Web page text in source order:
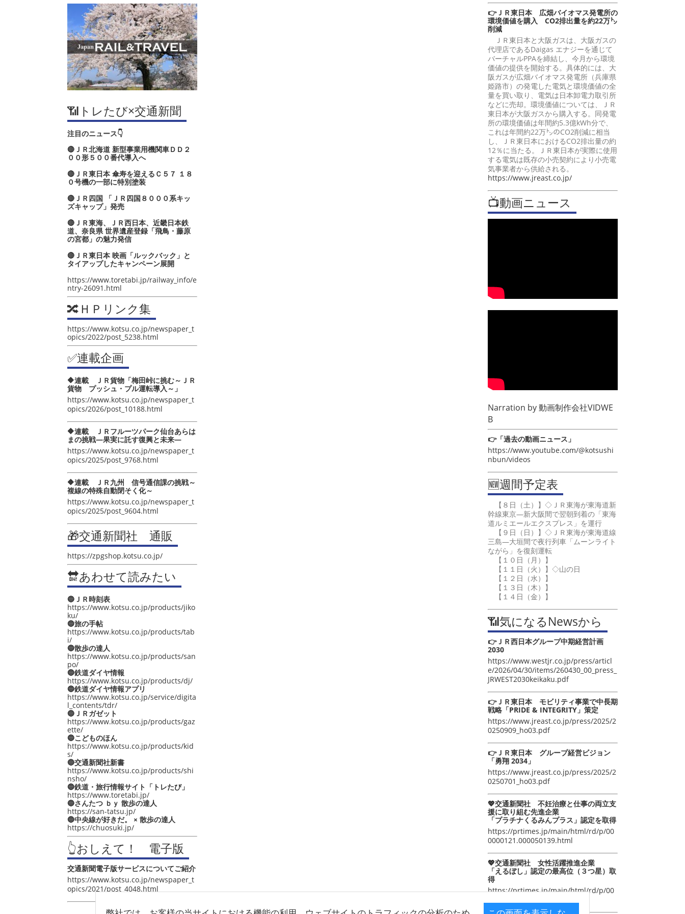
📶トレたび×交通新聞
注目のニュース👇
🔴ＪＲ北海道 新型事業用機関車ＤＤ２
００形５００番代導入へ
🔴ＪＲ東日本 傘寿を迎えるＣ５７ １８
０号機の一部に特別塗装
🔴ＪＲ四国 「ＪＲ四国８０００系キッ
ズキャップ」発売
🔴ＪＲ東海、ＪＲ西日本、近畿日本鉄
道、奈良県 世界遺産登録「飛鳥・藤原
の宮都」の魅力発信
🔴ＪＲ東日本 映画「ルックバック」と
タイアップしたキャンペーン展開
https://www.toretabi.jp/railway_info/e
ntry-26091.html
🔀ＨＰリンク集
https://www.kotsu.co.jp/newspaper_t
opics/2022/post_5238.html
✅連載企画
🔶連載 ＪＲ貨物「梅田峠に挑む～ＪＲ
貨物 プッシュ・プル運転導入～」
https://www.kotsu.co.jp/newspaper_t
opics/2026/post_10188.html
🔶連載 ＪＲフルーツパーク仙台あらは
まの挑戦―果実に託す復興と未来―
https://www.kotsu.co.jp/newspaper_t
opics/2025/post_9768.html
🔶連載 ＪＲ九州 信号通信課の挑戦～
複線の特殊自動閉そく化～
https://www.kotsu.co.jp/newspaper_t
opics/2025/post_9604.html
🎁交通新聞社 通販
https://zpgshop.kotsu.co.jp/
🔛あわせて読みたい
🔵ＪＲ時刻表
https://www.kotsu.co.jp/products/jiko
ku/
🔵旅の手帖
https://www.kotsu.co.jp/products/tab
i/
🔵散歩の達人
https://www.kotsu.co.jp/products/san
po/
🔵鉄道ダイヤ情報
https://www.kotsu.co.jp/products/dj/
🔵鉄道ダイヤ情報アプリ
https://www.kotsu.co.jp/service/digita
l_contents/tdr/
🔵ＪＲガゼット
https://www.kotsu.co.jp/products/gaz
ette/
🔵こどものほん
https://www.kotsu.co.jp/products/kid
s/
🔵交通新聞社新書
https://www.kotsu.co.jp/products/shi
nsho/
🔵鉄道・旅行情報サイト「トレたび」
https://www.toretabi.jp/
🔵さんたつ ｂｙ 散歩の達人
https://san-tatsu.jp/
🔵中央線が好きだ。 × 散歩の達人
https://chuosuki.jp/
👆おしえて！ 電子版
交通新聞電子版サービスについてご紹介
https://www.kotsu.co.jp/newspaper_t
opics/2021/post_4048.html
👉ＪＲ東日本 広畑バイオマス発電所の
環境価値を購入 CO2排出量を約22万㌧
削減
ＪＲ東日本と大阪ガスは、大阪ガスの
代理店であるDaigas エナジーを通じて
バーチャルPPAを締結し、今月から環境
価値の提供を開始する。具体的には、大
阪ガスが広畑バイオマス発電所（兵庫県
姫路市）の発電した電気と環境価値の全
量を買い取り、電気は日本卸電力取引所
などに売却。環境価値については、ＪＲ
東日本が大阪ガスから購入する。同発電
所の環境価値は年間約5.3億kWh分で、
これは年間約22万㌧のCO2削減に相当
し、ＪＲ東日本におけるCO2排出量の約
12％に当たる。ＪＲ東日本が実際に使用
する電気は既存の小売契約により小売電
気事業者から供給される。
https://www.jreast.co.jp/
📺動画ニュース
Narration by動画制作会社VIDWE
B
👉「過去の動画ニュース」
https://www.youtube.com/@kotsushi
nbun/videos
🆕週間予定表
【８日（土）】◇ＪＲ東海が東海道新
幹線東京―新大阪間で翌朝到着の「東海
道ルミエールエクスプレス」を運行
【９日（日）】◇ＪＲ東海が東海道線
三島―大垣間で夜行列車「ムーンライト
ながら」を復刻運転
【１０日（月）】
【１１日（火）】◇山の日
【１２日（水）】
【１３日（木）】
【１４日（金）】
📶気になるNewsから
👉ＪＲ西日本グループ中期経営計画
2030
https://www.westjr.co.jp/press/articl
e/2026/04/30/items/260430_00_press_
JRWEST2030keikaku.pdf
👉ＪＲ東日本 モビリティ事業で中長期
戦略「PRIDE & INTEGRITY」策定
https://www.jreast.co.jp/press/2025/2
0250909_ho03.pdf
👉ＪＲ東日本 グループ経営ビジョン
「勇翔 2034」
https://www.jreast.co.jp/press/2025/2
0250701_ho03.pdf
💖交通新聞社 不妊治療と仕事の両立支
援に取り組む先進企業
「プラチナくるみんプラス」認定を取得
https://prtimes.jp/main/html/rd/p/00
0000121.000050139.html
💖交通新聞社 女性活躍推進企業
「えるぼし」認定の最高位（３つ星）取
得
https://prtimes.jp/main/html/rd/p/00